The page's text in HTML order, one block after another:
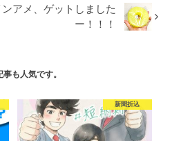
アメ、ゲットしました
ー！！！
も人気です。
新聞折込